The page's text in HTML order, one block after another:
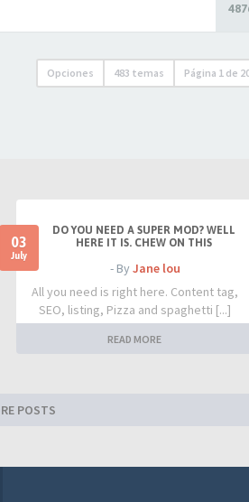
Opciones 483 temas Página 1 de
03
July
DO YOU NEED A SUPER MOD? WELL
HERE IT IS. CHEW ON THIS
- By Jane lou
All you need is right here. Content tag,
SEO, listing, Pizza and spaghetti [...]
READ MORE
POSTS